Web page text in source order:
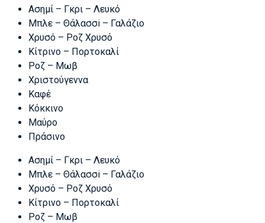
Ασημί – Γκρι – Λευκό
Μπλε – Θάλασσi – Γαλάζιο
Χρυσό – Ροζ Χρυσό
Κίτρινο – Πορτοκαλί
Ροζ – Μωβ
Χριστούγεννα
Καφέ
Κόκκινο
Μαύρο
Πράσινο
Ασημί – Γκρι – Λευκό
Μπλε – Θάλασσi – Γαλάζιο
Χρυσό – Ροζ Χρυσό
Κίτρινο – Πορτοκαλί
Ροζ – Μωβ